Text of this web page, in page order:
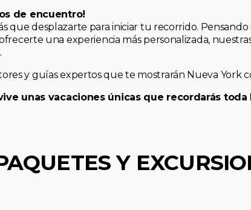
de encuentro!
que desplazarte para iniciar tu recorrido.
una experiencia más personalizada,
y guías expertos que te mostrarán Nueva York
unas vacaciones únicas que recordarás toda
Y